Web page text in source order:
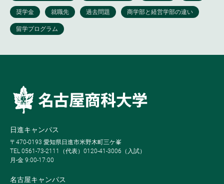
日進キャンパス
〒470-0193 愛知県日進市米野木町三ケ峯
TEL 0561-73-2111（代表）0120-41-3006（入試）
月-金 9:00-17:00
名古屋キャンパス